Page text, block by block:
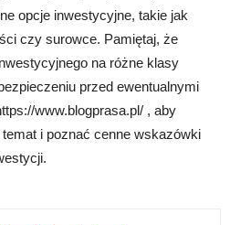
opcje inwestycyjne, takie jak
czy surowce. Pamiętaj, że
na różne klasy
przed ewentualnymi
www.blogprasa.pl/ , aby
i poznać cenne wskazówki